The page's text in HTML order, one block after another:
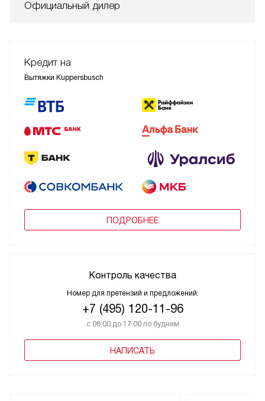
Официальный дилер
Кредит на
Вытяжки Kuppersbusch
ПОДРОБНЕЕ
Контроль качества
Номер для претензий и предложений:
+7 (495) 120-11-96
с 08:00 до 17:00 по будням
НАПИСАТЬ